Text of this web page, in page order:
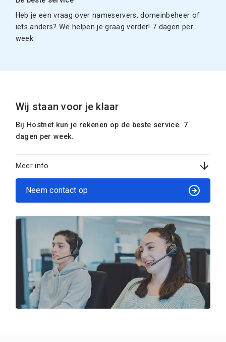
Heb je een vraag over nameservers, domeinbeheer of
iets anders? We helpen je graag verder! 7 dagen per
week.
Wij staan voor je klaar
Bij Hostnet kun je rekenen op de beste service. 7
dagen per week.
Meer info
Neem contact op